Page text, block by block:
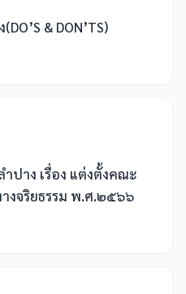
& DON’TS)
ปาง เรื่อง แต่งตั้งคณะ
งจริยธรรม พ.ศ.๒๕๖๖